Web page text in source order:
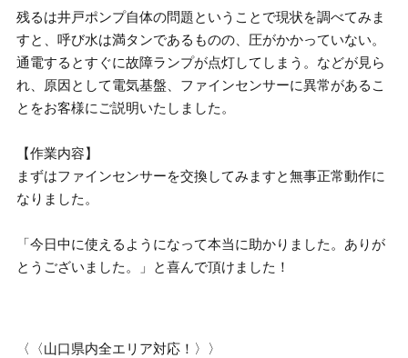
残るは井戸ポンプ自体の問題ということで現状を調べてみま
すと、呼び水は満タンであるものの、圧がかかっていない。
通電するとすぐに故障ランプが点灯してしまう。などが見ら
れ、原因として電気基盤、ファインセンサーに異常があるこ
とをお客様にご説明いたしました。
【作業内容】
まずはファインセンサーを交換してみますと無事正常動作に
なりました。
「今日中に使えるようになって本当に助かりました。ありが
とうございました。」と喜んで頂けました！
〈〈山口県内全エリア対応！〉〉